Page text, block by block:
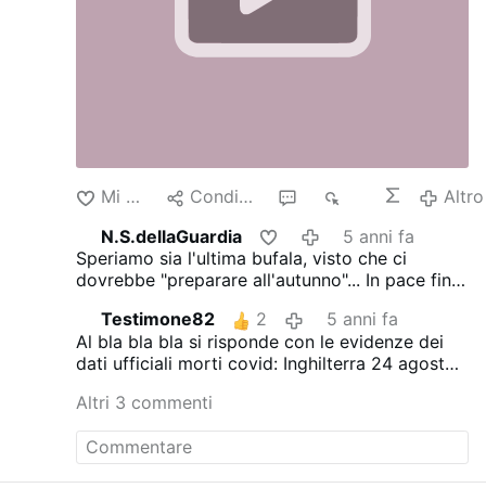
Mi piace Condividere
Altro
N.S.dellaGuardia
5 anni fa
Speriamo sia l'ultima bufala, visto che ci
dovrebbe "preparare all'autunno"... In pace fino
Testimone82
2
5 anni fa
Al bla bla bla si risponde con le evidenze dei
dati ufficiali morti covid: Inghilterra 24 agosto
morti Francia 24 agosto 2020: 15 morti
24 agosto 2021: 193 morti Spagna 24 agosto
2020: 34 morti
morti Italia 24 agosto 2020: 4 morti Italia 24
Altri 3 commenti